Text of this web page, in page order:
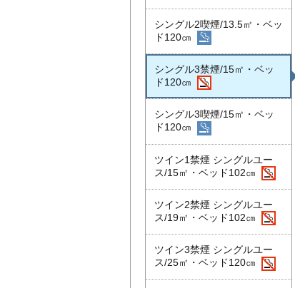
シングル2喫煙/13.5㎡・ベッ
ド120㎝
シングル3禁煙/15㎡・ベッ
ド120㎝
シングル3喫煙/15㎡・ベッ
ド120㎝
ツイン1禁煙 シングルユー
ス/15㎡・ベッド102㎝
ツイン2禁煙 シングルユー
ス/19㎡・ベッド102㎝
ツイン3禁煙 シングルユー
ス/25㎡・ベッド120㎝